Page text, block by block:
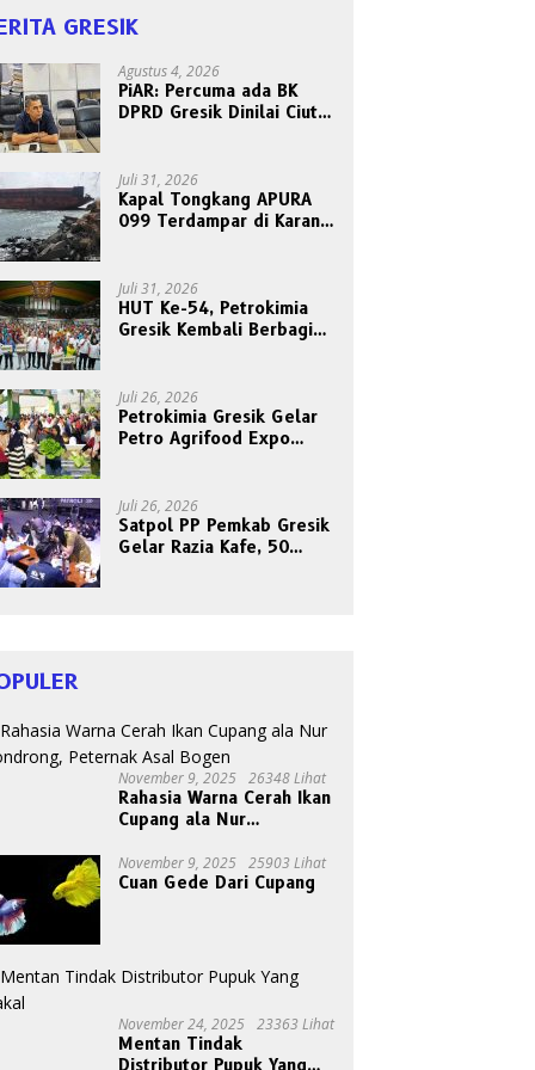
GRESIK
Agustus 4, 2026
PiAR: Percuma ada BK
DPRD Gresik Dinilai Ciut
Juli 31, 2026
Kapal Tongkang APURA
099 Terdampar di Karang
Juli 31, 2026
HUT Ke-54, Petrokimia
Gresik Kembali Berbagi
Juli 26, 2026
Petrokimia Gresik Gelar
Petro Agrifood Expo
Sayuran
Juli 26, 2026
Satpol PP Pemkab Gresik
Gelar Razia Kafe, 50
November 9, 2025 26348 Lihat
Rahasia Warna Cerah Ikan
Cupang ala Nur
Bogen
November 9, 2025 25903 Lihat
Cuan Gede Dari Cupang
November 24, 2025 23363 Lihat
Mentan Tindak
Distributor Pupuk Yang